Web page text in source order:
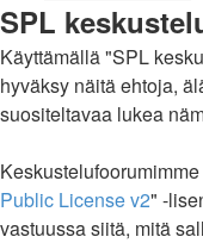
SPL
Käyttämällä "SPL
hyväksy näitä ehtoja,
suositeltavaa lukea
Public License v2" -
vastuussa siitä, mitä